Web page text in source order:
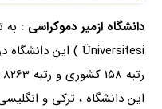
دانشگاه ازمیر دموکراسی